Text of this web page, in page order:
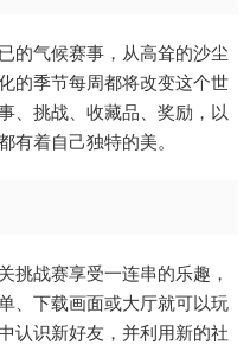
的气候赛事，从高耸的沙尘
的季节每周都将改变这个世
、挑战、收藏品、奖励，以
有着自己独特的美。
挑战赛享受一连串的乐趣，
、下载画面或大厅就可以玩
认识新好友，并利用新的社